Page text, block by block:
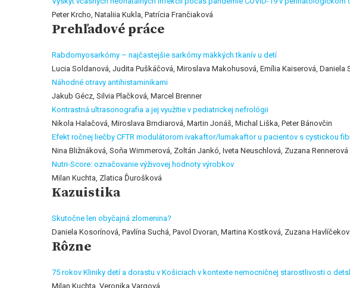
Peter Krcho, Nataliia Kukla, Patrícia Frančiaková
Prehľadové práce
Rabdomyosarkómy – najčastejšie sarkómy mäkkých tkanív u detí
Lucia Soldanová, Judita Puškáčová, Miroslava Makohusová, Emília Kaiserová, Daniela
Náhodné otravy antihistaminikami
Jakub Gécz, Silvia Plačková, Marcel Brenner
Kontrastná ultrasonografia a jej využitie v pediatrickej nefrológii
Nikola Halačová, Miroslava Brndiarová, Martin Jonáš, Michal Liška, Peter Bánovčin
Efekt ročnej liečby CFTR modulátorom ivakaftor/lumakaftor u pacientov s cystickou
Nina Bližnáková, Soňa Wimmerová, Zoltán Jankó, Iveta Neuschlová, Zuzana Rennerová
Nutri-Score: označovanie výživovej hodnoty výrobkov
Milan Kuchta, Zlatica Ďurošková
Kazuistika
Skutočne len obyčajná zlomenina?
Daniela Kosorínová, Pavlína Suchá, Pavol Dvoran, Martina Kostková, Zuzana
Rôzne
75 rokov Kliniky detí a dorastu v Košiciach v kontexte nemocničnej starostlivosti o
Milan Kuchta, Veronika Vargová